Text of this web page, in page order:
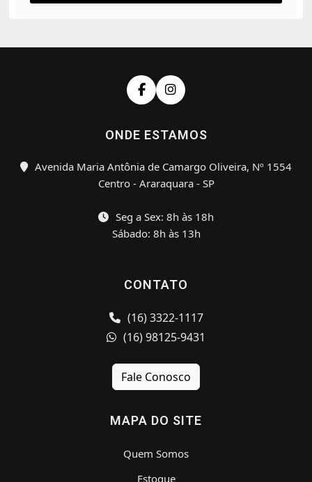
ONDE ESTAMOS
Avenida Maria Antônia de Camargo Oliveira, Nº 1554
Centro - Araraquara - SP
Seg a Sex: 8h às 18h
Sábado: 8h às 13h
CONTATO
(16) 3322-1117
(16) 98125-9431
Fale Conosco
MAPA DO SITE
Quem Somos
Estoque